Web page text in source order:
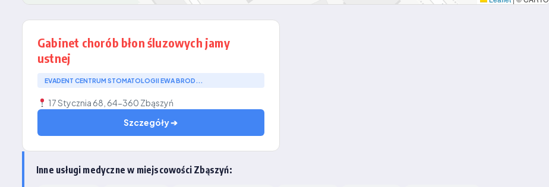
Gabinet chorób błon śluzowych jamy
ustnej
EVADENT CENTRUM STOMATOLOGII EWA BROD...
17 Stycznia 68, 64-360 Zbąszyń
Szczegóły ➔
Inne usługi medyczne w miejscowości Zbąszyń: